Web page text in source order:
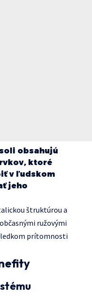
obsahujú
ktoré
v ľudskom
jeho
štruktúrou a
ružovými
prítomnosti